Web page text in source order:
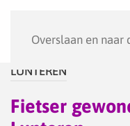
Overslaan en naar
LUNTEREN
Fietser